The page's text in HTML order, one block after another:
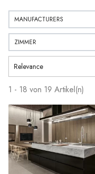
MANUFACTURERS
ZIMMER
Relevance
1 - 18 von 19 Artikel(n)